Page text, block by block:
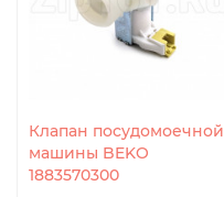
Клапан посудомоечной
машины BEKO
1883570300